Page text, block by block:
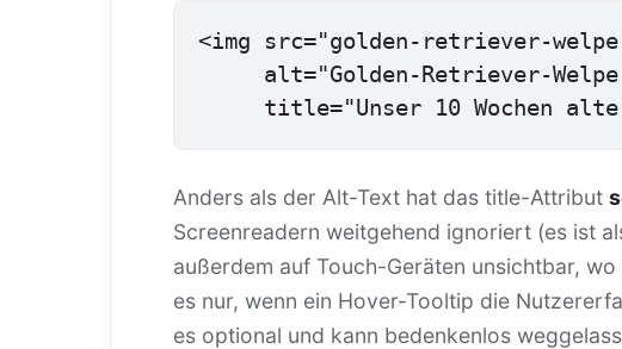
<img src="golden-retriever-
title="Unser 10 Wochen
Anders als der Alt-Text hat das title-Attribut
Screenreadern weitgehend ignoriert (es ist
außerdem auf Touch-Geräten unsichtbar,
es nur, wenn ein Hover-Tooltip die
es optional und kann bedenkenlos